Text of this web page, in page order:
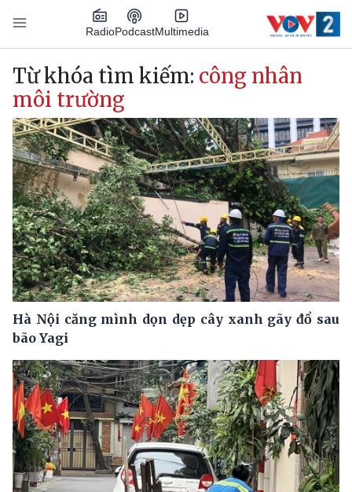
Nhảy đến nội dung
RadioPodcastMultimedia
Main navigation
Từ khóa tìm kiếm: công nhân
môi trường
Hà Nội căng mình dọn dẹp cây xanh gãy đổ sau
bão Yagi